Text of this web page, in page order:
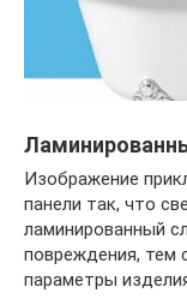
Изображение
панели так, что
ламинированный
повреждения, тем
параметры